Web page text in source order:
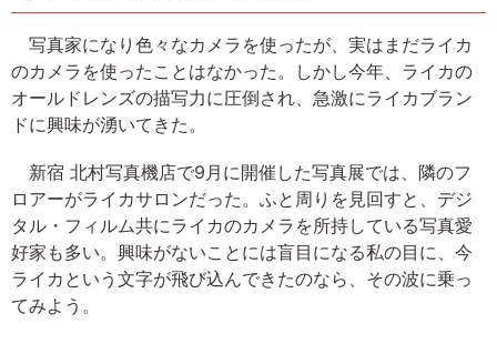
写真家になり色々なカメラを使ったが、実はまだライカ
のカメラを使ったことはなかった。しかし今年、ライカの
オールドレンズの描写力に圧倒され、急激にライカブラン
ドに興味が湧いてきた。
新宿 北村写真機店で9月に開催した写真展では、隣のフ
ロアーがライカサロンだった。ふと周りを見回すと、デジ
タル・フィルム共にライカのカメラを所持している写真愛
好家も多い。興味がないことには盲目になる私の目に、今
ライカという文字が飛び込んできたのなら、その波に乗っ
てみよう。